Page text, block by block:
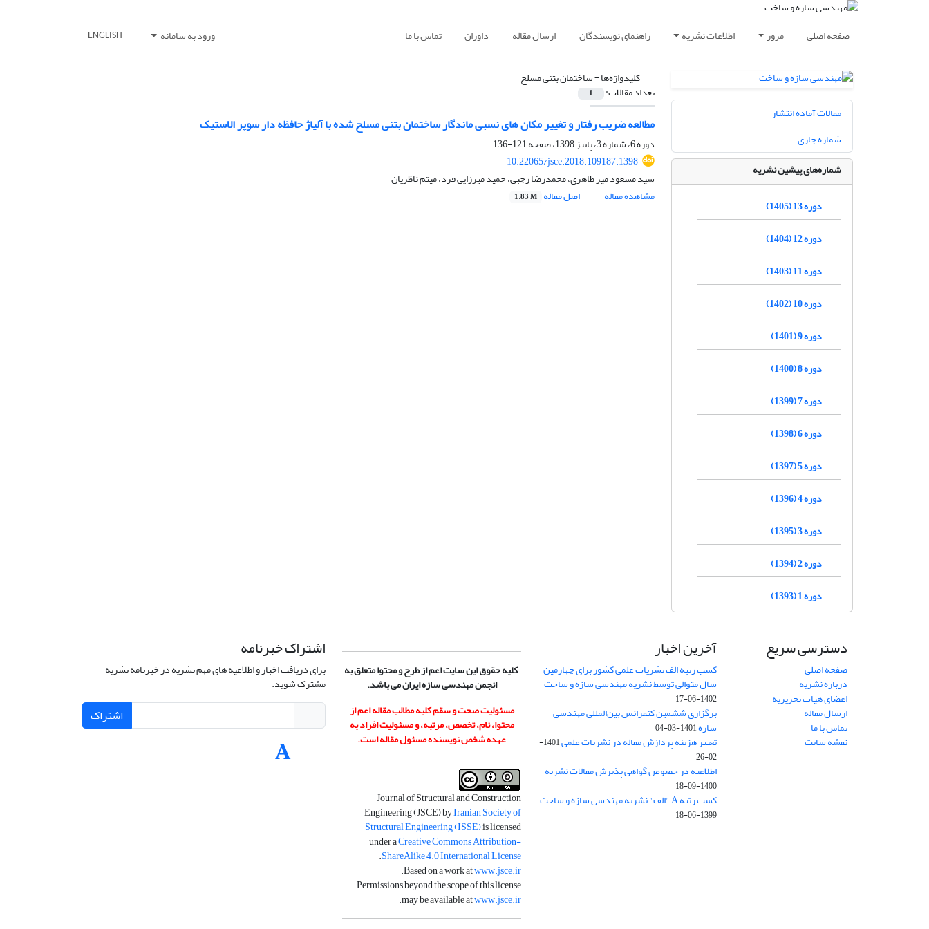
صفحه اصلی مرور اطلاعات نشریه راهنمای نویسندگان ارسال مقاله داوران تماس با ما ورود به سامانه ENGLISH
کلیدواژه‌ها =ساختمان بتنی مسلح
تعداد مقالات: 1
مطالعه ضریب رفتار و تغییر مکان های نسبی ماندگار ساختمان بتنی مسلح شده با آلیاژ حافظه دار سوپر الاستیک
دوره 6، شماره 3، پاییز 1398، صفحه
121-136
10.22065/jsce.2018.109187.1398
سید مسعود میر طاهری، محمدرضا رجبی، حمید میرزایی فرد، میثم ناظریان
مشاهده مقاله
اصل مقاله 1.83 M
مقالات آماده انتشار
شماره جاری
شماره‌های پیشین نشریه
دوره 13 (1405)
دوره 12 (1404)
دوره 11 (1403)
دوره 10 (1402)
دوره 9 (1401)
دوره 8 (1400)
دوره 7 (1399)
دوره 6 (1398)
دوره 5 (1397)
دوره 4 (1396)
دوره 3 (1395)
دوره 2 (1394)
دوره 1 (1393)
دسترسی سریع
صفحه اصلی
درباره نشریه
اعضای هیات تحریریه
ارسال مقاله
تماس با ما
نقشه سایت
آخرین اخبار
کسب رتبه الف نشریات علمی کشور برای چهارمین
سال متوالی توسط نشریه مهندسی سازه و ساخت
1402-06-17
برگزاری ششمین کنفرانس بین‌المللی مهندسی
سازه1401-03-04
تغییر هزینه پردازش مقاله در نشریات علمی
1401-
02-26
اطلاعیه در خصوص گواهی پذیرش مقالات نشریه
1400-09-18
کسب رتبه A "الف" نشریه مهندسی سازه و ساخت
1399-06-18
کلیه حقوق این سایت اعم از طرح و محتوا متعلق به
انجمن مهندسی سازه ایران می باشد.
مسئولیت صحت و سقم کلیه مطالب مقاله اعم از
محتوا، نام، تخصص، مرتبه، و مسئولیت افراد به
عهده شخص نویسنده مسئول مقاله است.
Journal of Structural and Construction
Engineering (JSCE) byIranian Society of
Structural Engineering (ISSE)is licensed
under aCreative Commons Attribution-
ShareAlike 4.0 International License
.
Based on a work atwww.jsce.ir
.
Permissions beyond the scope of this license
may be available atwww.jsce.ir
.
اشتراک خبرنامه
برای دریافت اخبار و اطلاعیه های مهم نشریه در خبرنامه نشریه
مشترک شوید.
اشتراک